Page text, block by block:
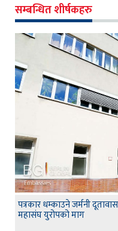
सम्बन्धित शीर्षकहरु
पत्रकार धम्काउने जर्मनी
महासंघ युरोपको माग